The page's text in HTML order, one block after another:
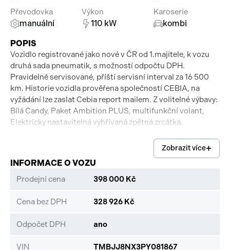
Převodovka
manuální
Výkon
110 kW
Karoserie
kombi
POPIS
Vozidlo registrované jako nové v ČR od 1.majitele, k vozu
druhá sada pneumatik, s možností odpočtu DPH.
Pravidelně servisované, příští servisní interval za 16 500
km. Historie vozidla prověřena společností CEBIA, na
vyžádání lze zaslat Cebia report mailem. Z volitelné výbavy:
Bílá Candy, Paket Ambition PLUS, multifunkční volant,
Elektricky nastavitelná vyhřívaná zpětná zrcátka,
Startovací tlačítko, Vyhřívané ostřikovače, Tempomat,
Stěrače: s dešťovým sensorem, Manuální 6-stupňová
převodovka, Integrace mobilního telefonu Apple CarPlay,
Android Auto, MirrorLink, Elektrický posilovač řízení s
rozjezdu do kopce, Bluetooth, Systém varování před
brzdění, Brzdový asistent BAS. Tato nabídka má pouze
objednávky. STOP CARS s.r.o. si vyhrazuje právo uzavření
Zobrazit více
INFORMACE O VOZU
Prodejní cena 398 000 Kč
Cena bez DPH 328 926 Kč
Odpočet DPH ano
VIN TMBJJ8NX3PY081867